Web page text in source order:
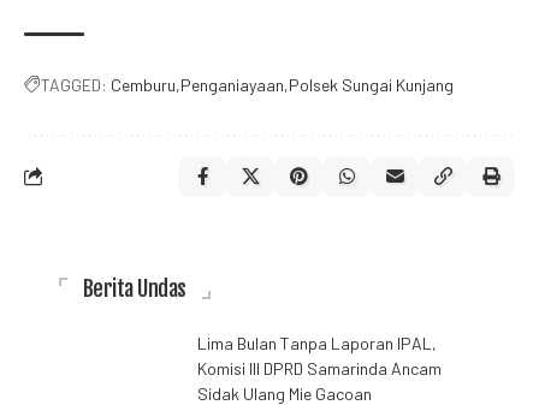
TAGGED: Cemburu Penganiayaan Polsek Sungai Kunjang
Berita Undas
Lima Bulan Tanpa Laporan IPAL,
Komisi III DPRD Samarinda Ancam
Sidak Ulang Mie Gacoan